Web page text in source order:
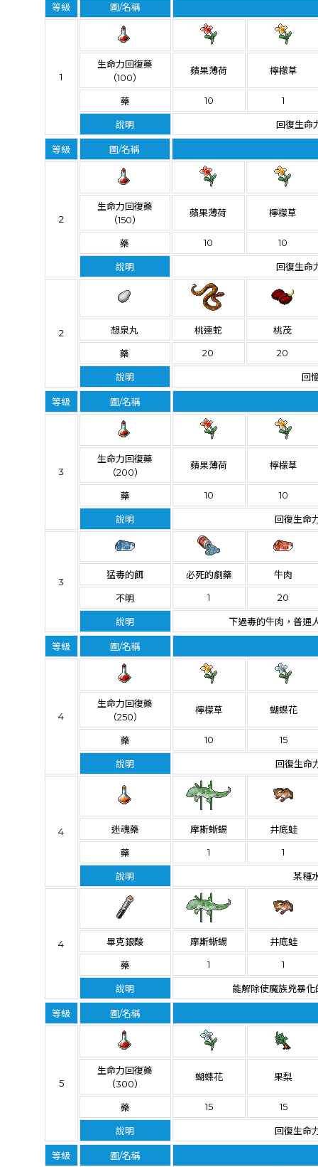
等級 圖/名稱
1
生命力回復藥
（100）
蘋果薄荷 檸檬草
藥 10 1
說明 回復生命
等級 圖/名稱
2
生命力回復藥
（150）
蘋果薄荷 檸檬草
藥 10 10
說明 回復生命
2 想泉丸 桃連蛇 桃茂
藥 20 20
說明 回
等級 圖/名稱
3
生命力回復藥
（200）
蘋果薄荷 檸檬草
藥 10 10
說明 回復生命
3
猛毒的餌 必死的劇藥 牛肉
不明 1 20
說明 下過毒的牛肉，普通
等級 圖/名稱
4
生命力回復藥
（250）
檸檬草 蝴蝶花
藥 10 15
說明 回復生命
4 迷魂藥 摩斯蜥蜴 井底蛙
藥 1 1
說明 某種
4 畢克銀酸 摩斯蜥蜴 井底蛙
藥 1 1
說明 能解除使魔族兇暴
等級 圖/名稱
5
生命力回復藥
（300）
蝴蝶花 果梨
藥 15 15
說明 回復生命
等級 圖/名稱